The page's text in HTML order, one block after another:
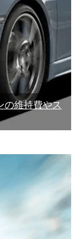
の維持費やス